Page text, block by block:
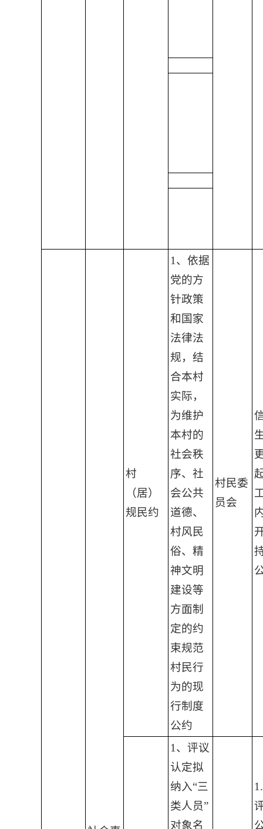
村
（居）
规民约
1、依据
党的方
针政策
和国家
法律法
规，结
合本村
实际，
为维护
本村的
社会秩
序、社
会公共
道德、
村风民
俗、精
神文明
建设等
方面制
定的约
束规范
村民行
为的现
行制度
公约
村民委
员会
1、评议
认定拟
纳入“三
类人员”
对象名